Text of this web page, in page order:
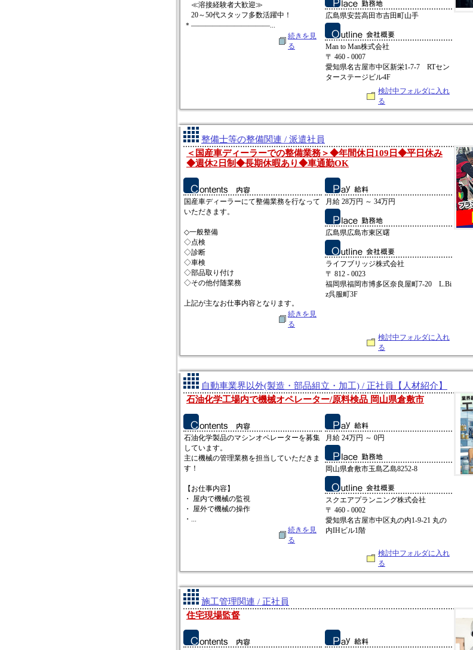
≪溶接経験者大歓迎≫
20～50代スタッフ多数活躍中！
＊―――――――――――...
続きを見
る
広島県安芸高田市吉田町山手
Man to Man株式会社
〒 460 - 0007
愛知県名古屋市中区新栄1-7-7 RTセン
ターステージビル4F
検討中フォルダに入れ
る
整備士等の整備関連 / 派遣社員
＜国産車ディーラーでの整備業務＞◆年間休日109日◆平日休み
◆週休2日制◆長期休暇あり◆車通勤OK
国産車ディーラーにて整備業務を行なって
いただきます。
◇一般整備
◇点検
◇診断
◇車検
◇部品取り付け
◇その他付随業務
上記が主なお仕事内容となります。
続きを見
る
月給 28万円 ～ 34万円
広島県広島市東区曙
ライフブリッジ株式会社
〒 812 - 0023
福岡県福岡市博多区奈良屋町7-20 L.Bi
z呉服町3F
検討中フォルダに入れ
る
自動車業界以外(製造・部品組立・加工) / 正社員【人材紹介】
石油化学工場内で機械オペレーター/原料検品 岡山県倉敷市
石油化学製品のマシンオペレーターを募集
しています。
主に機械の管理業務を担当していただきま
す！
【お仕事内容】
・ 屋内で機械の監視
・ 屋外で機械の操作
・...
続きを見
る
月給 24万円 ～ 0円
岡山県倉敷市玉島乙島8252-8
スクエアプランニング株式会社
〒 460 - 0002
愛知県名古屋市中区丸の内1-9-21 丸の
内IHビル1階
検討中フォルダに入れ
る
施工管理関連 / 正社員
住宅現場監督